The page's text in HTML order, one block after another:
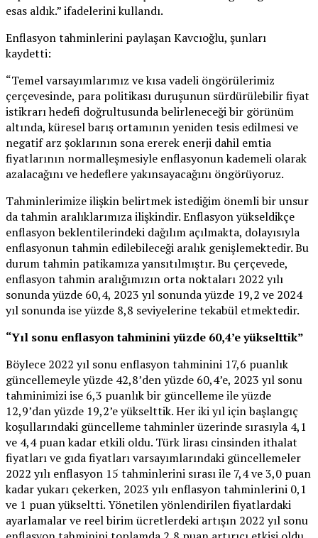
esas aldık.” ifadelerini kullandı.
Enflasyon tahminlerini paylaşan Kavcıoğlu, şunları
kaydetti:
“Temel varsayımlarımız ve kısa vadeli öngörülerimiz
çerçevesinde, para politikası duruşunun sürdürülebilir fiyat
istikrarı hedefi doğrultusunda belirleneceği bir görünüm
altında, küresel barış ortamının yeniden tesis edilmesi ve
negatif arz şoklarının sona ererek enerji dahil emtia
fiyatlarının normalleşmesiyle enflasyonun kademeli olarak
azalacağını ve hedeflere yakınsayacağını öngörüyoruz.
Tahminlerimize ilişkin belirtmek istediğim önemli bir unsur
da tahmin aralıklarımıza ilişkindir. Enflasyon yükseldikçe
enflasyon beklentilerindeki dağılım açılmakta, dolayısıyla
enflasyonun tahmin edilebileceği aralık genişlemektedir. Bu
durum tahmin patikamıza yansıtılmıştır. Bu çerçevede,
enflasyon tahmin aralığımızın orta noktaları 2022 yılı
sonunda yüzde 60,4, 2023 yıl sonunda yüzde 19,2 ve 2024
yıl sonunda ise yüzde 8,8 seviyelerine tekabül etmektedir.
“Yıl sonu enflasyon tahminini yüzde 60,4’e yükselttik”
Böylece 2022 yıl sonu enflasyon tahminini 17,6 puanlık
güncellemeyle yüzde 42,8’den yüzde 60,4’e, 2023 yıl sonu
tahminimizi ise 6,3 puanlık bir güncelleme ile yüzde
12,9’dan yüzde 19,2’e yükselttik. Her iki yıl için başlangıç
koşullarındaki güncelleme tahminler üzerinde sırasıyla 4,1
ve 4,4 puan kadar etkili oldu. Türk lirası cinsinden ithalat
fiyatları ve gıda fiyatları varsayımlarındaki güncellemeler
2022 yılı enflasyon 15 tahminlerini sırası ile 7,4 ve 3,0 puan
kadar yukarı çekerken, 2023 yılı enflasyon tahminlerini 0,1
ve 1 puan yükseltti. Yönetilen yönlendirilen fiyatlardaki
ayarlamalar ve reel birim ücretlerdeki artışın 2022 yıl sonu